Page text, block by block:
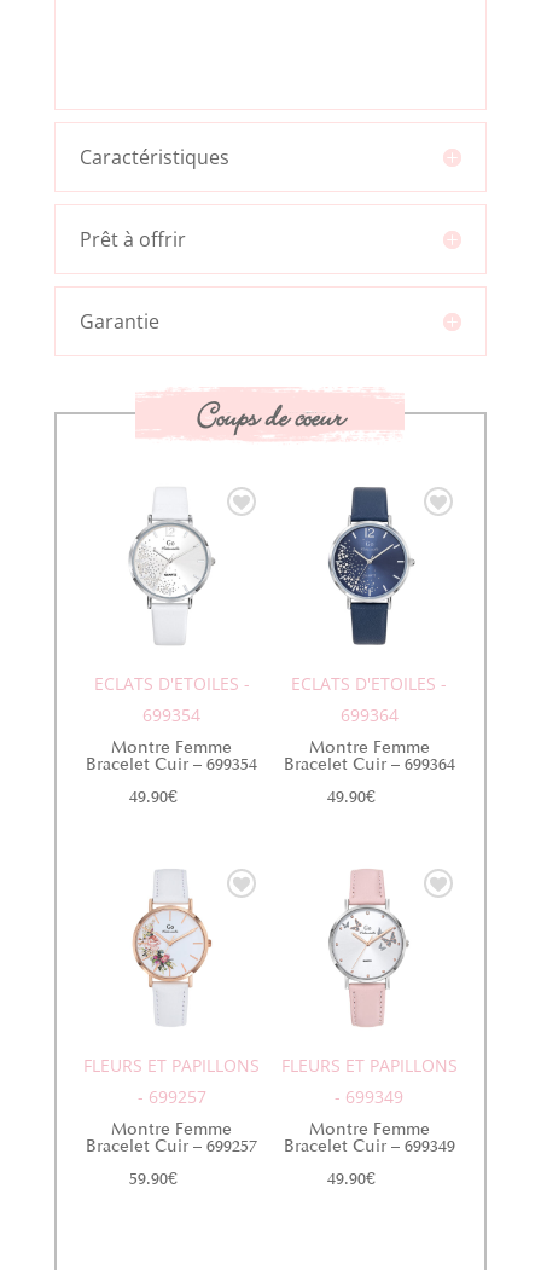
Caractéristiques
Prêt à offrir
Garantie
Coups de coeur
ECLATS D'ETOILES -
699354
Montre Femme
Bracelet Cuir – 699354
49.90€
ECLATS D'ETOILES -
699364
Montre Femme
Bracelet Cuir – 699364
49.90€
FLEURS ET PAPILLONS
- 699257
Montre Femme
Bracelet Cuir – 699257
59.90€
FLEURS ET PAPILLONS
- 699349
Montre Femme
Bracelet Cuir – 699349
49.90€